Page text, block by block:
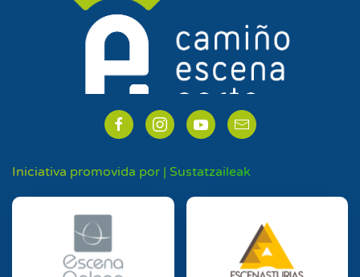
Iniciativa promovida por | Sustatzaileak